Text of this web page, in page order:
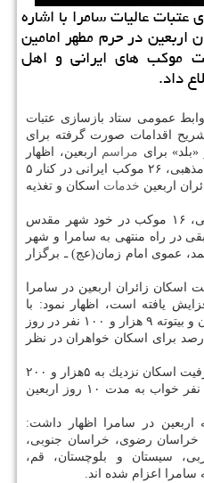
عالیات سامرا با اشاره
اربعین در حرم مطهر امامین
موكب های ایرانی و اهل
داد.
عمومی ستاد بازسازی عتبات
اقدامات صورت گرفته برای
برای مراسم اربعین، اظهار
نمود: با همت خیرین و هیات های مذهبی، ۲۶ موكب ایرانی در كنار ۵
اربعین خدمات اسكان و تغذیه
وی ادامه داد: از ۲۶ موكب ایرانی، ۱۶ موكب در خود شهر مقدس
در راه منتهی به سامرا و شهر
عموی امام زمان(عج) ـ برگزار
اسكان زائران اربعین در سامرا
قبل ۸۰ درصد افزایش یافته است، اظهار نمود: با
همت موكب دارها، ظرفیت اسكان و بیتوته ۹ هزار و ۱۰۰ نفر در روز
شده كه از این میزان۳۰ درصد برای اسكان خواهران در نظر
وی خاطرنشان كرد: سال قبل ظرفیت اسكان نزدیك به ۵هزار و ۲۰۰
نفر در روز و در مجموع ۵۲ هزار نفر خواب به مدت ۱۰ روز اربعین
اربعین در سامرا اظهار داشت:
خراسان رضوی، خراسان جنوبی،
سیستان و بلوچستان، قم،
سامرا اعزام شده اند.